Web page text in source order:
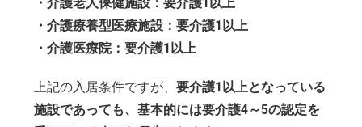
・介護療養型医療施設：要介護1以上
・介護医療院：要介護1以上
上記の入居条件ですが、 要介護1以上となっている
施設であっても、基本的には要介護4～5の認定を